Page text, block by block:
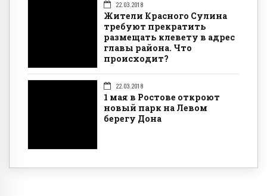
22.03.2018
Жители Красного Сулина
требуют прекратить
размещать клевету в адрес
главы района. Что
происходит?
22.03.2018
1 мая в Ростове откроют
новый парк на Левом
берегу Дона